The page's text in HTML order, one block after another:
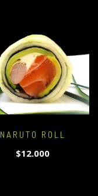
NARUTO ROLL
$12.000